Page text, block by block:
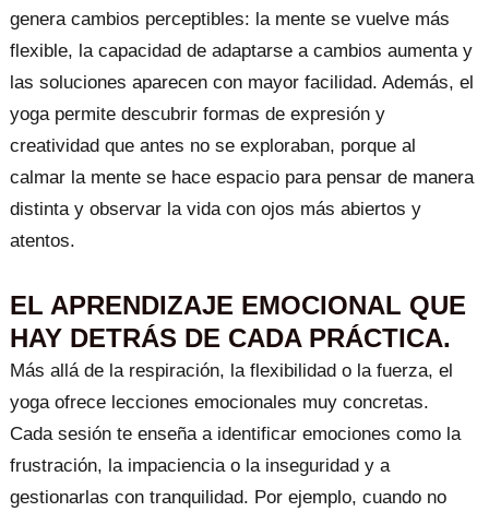
genera cambios perceptibles: la mente se vuelve más
flexible, la capacidad de adaptarse a cambios aumenta y
las soluciones aparecen con mayor facilidad. Además, el
yoga permite descubrir formas de expresión y
creatividad que antes no se exploraban, porque al
calmar la mente se hace espacio para pensar de manera
distinta y observar la vida con ojos más abiertos y
atentos.
EL APRENDIZAJE EMOCIONAL QUE
HAY DETRÁS DE CADA PRÁCTICA.
Más allá de la respiración, la flexibilidad o la fuerza, el
yoga ofrece lecciones emocionales muy concretas.
Cada sesión te enseña a identificar emociones como la
frustración, la impaciencia o la inseguridad y a
gestionarlas con tranquilidad. Por ejemplo, cuando no